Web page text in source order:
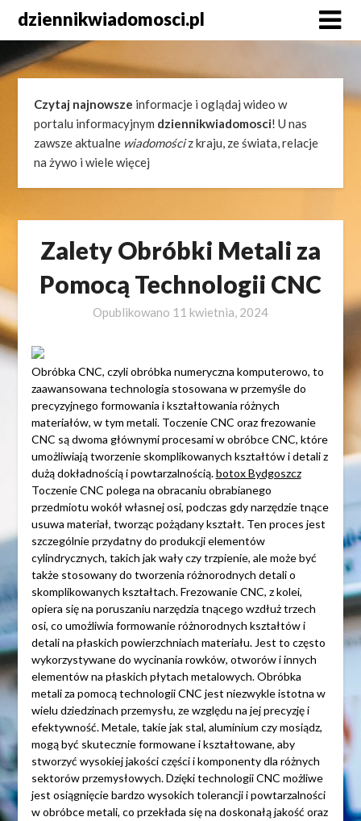
content
dziennikwiadomosci.pl
Czytaj najnowsze informacje i oglądaj wideo w
portalu informacyjnym dziennikwiadomosci! U nas
zawsze aktualne wiadomościz kraju, ze świata, relacje
na żywo i wiele więcej
Zalety Obróbki Metali za
Pomocą Technologii CNC
Opublikowano 11 kwietnia, 2024
Obróbka CNC, czyli obróbka numeryczna komputerowo, to
zaawansowana technologia stosowana w przemyśle do
precyzyjnego formowania i kształtowania różnych
materiałów, w tym metali. Toczenie CNC oraz frezowanie
CNC są dwoma głównymi procesami w obróbce CNC, które
umożliwiają tworzenie skomplikowanych kształtów i detali z
dużą dokładnością i powtarzalnością.botox Bydgoszcz
Toczenie CNC polega na obracaniu obrabianego
przedmiotu wokół własnej osi, podczas gdy narzędzie tnące
usuwa materiał, tworząc pożądany kształt. Ten proces jest
szczególnie przydatny do produkcji elementów
cylindrycznych, takich jak wały czy trzpienie, ale może być
także stosowany do tworzenia różnorodnych detali o
skomplikowanych kształtach. Frezowanie CNC, z kolei,
opiera się na poruszaniu narzędzia tnącego wzdłuż trzech
osi, co umożliwia formowanie różnorodnych kształtów i
detali na płaskich powierzchniach materiału. Jest to często
wykorzystywane do wycinania rowków, otworów i innych
elementów na płaskich płytach metalowych. Obróbka
metali za pomocą technologii CNC jest niezwykle istotna w
wielu dziedzinach przemysłu, ze względu na jej precyzję i
efektywność. Metale, takie jak stal, aluminium czy mosiądz,
mogą być skutecznie formowane i kształtowane, aby
stworzyć wysokiej jakości części i komponenty dla różnych
sektorów przemysłowych. Dzięki technologii CNC możliwe
jest osiągnięcie bardzo wysokich tolerancji i powtarzalności
w obróbce metali, co przekłada się na doskonałą jakość oraz